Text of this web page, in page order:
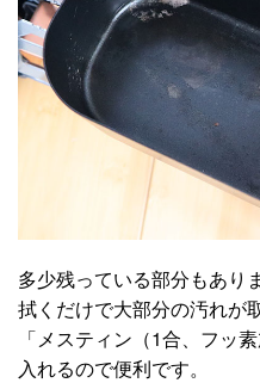
多少残っている部分もあり
拭くだけで大部分の汚れが
「メスティン（1合、フッ
入れるので便利です。